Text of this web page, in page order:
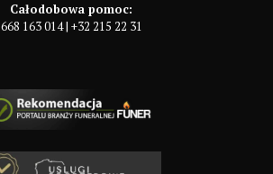
Całodobowa pomoc:
668 163 014| +32 215 22 31